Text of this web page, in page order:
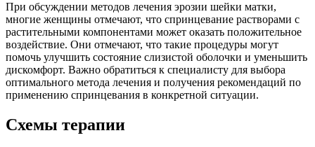
При обсуждении методов лечения эрозии шейки матки,
многие женщины отмечают, что спринцевание растворами с
растительными компонентами может оказать положительное
воздействие. Они отмечают, что такие процедуры могут
помочь улучшить состояние слизистой оболочки и уменьшить
дискомфорт. Важно обратиться к специалисту для выбора
оптимального метода лечения и получения рекомендаций по
применению спринцевания в конкретной ситуации.
Схемы терапии